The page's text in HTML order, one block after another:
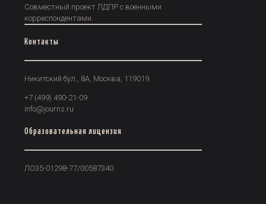
Совместный проект ЛДПР с военными
корреспондентами.
Контакты
Никитский бул., 8А, Москва, 119019.
+7 (499) 490-21-09
info@journs.ru
Образовательная лицензия
ЛО35-01298-77/00587340